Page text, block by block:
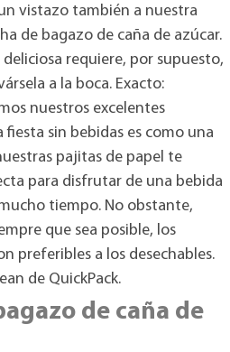
vistazo también a nuestra
de bagazo de caña de azúcar.
requiere, por supuesto,
a la boca. Exacto:
nuestros excelentes
fiesta sin bebidas es como una
pajitas de papel te
para disfrutar de una bebida
tiempo. No obstante,
que sea posible, los
preferibles a los desechables.
de QuickPack.
de caña de